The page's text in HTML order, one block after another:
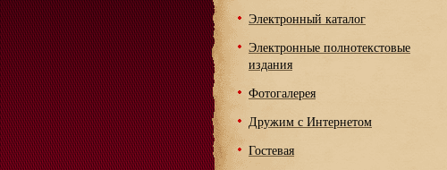
Электронный каталог
Электронные полнотекстовые
издания
Фотогалерея
Дружим с Интернетом
Гостевая